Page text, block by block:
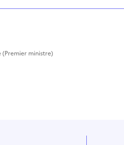
ministre)